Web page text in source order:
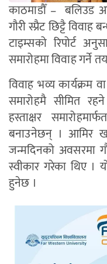
काठमाडौँ – बलिउड
गौरी स्प्रैट छिट्टै
टाइम्सको रिपोर्ट
समारोहमा विवाह गर्ने
विवाह भव्य कार्यक्रम
समारोहमै सीमित
हस्ताक्षर
बनाउनेछन् । आमिर
जन्मदिनको अवसरमा
स्वीकार गरेका थिए ।
हुनेछ ।